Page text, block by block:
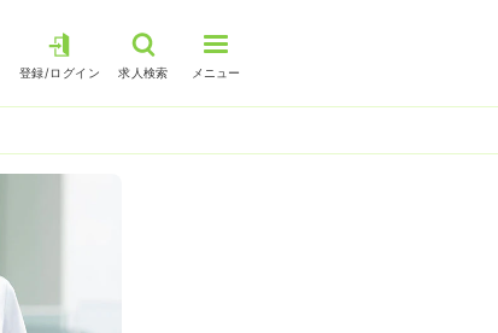
登録/ログイン 求人検索 メニュー